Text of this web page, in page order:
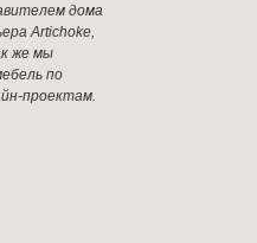
дома
Artichoke,
же мы
по
проектам.